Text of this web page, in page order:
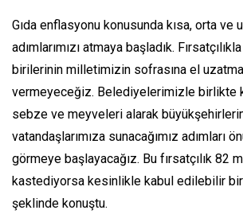
Gıda enflasyonu konusunda kısa, orta ve
adımlarımızı atmaya başladık.
birilerinin milletimizin sofrasına el
vermeyeceğiz. Belediyelerimizle birlikte
sebze ve meyveleri alarak
vatandaşlarımıza sunacağımız adımları
görmeye başlayacağız. Bu fırsatçılık 82
kastediyorsa kesinlikle kabul edilebilir
şeklinde konuştu.